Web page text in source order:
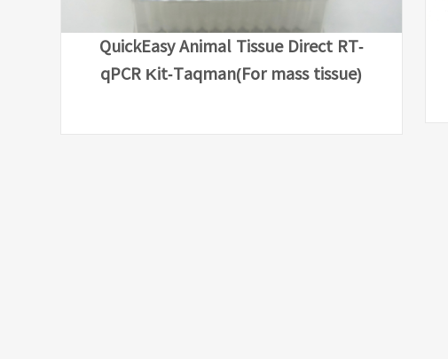
QuickEasy Animal Tissue Direct RT-
qPCR Kit-Taqman(For mass tissue)